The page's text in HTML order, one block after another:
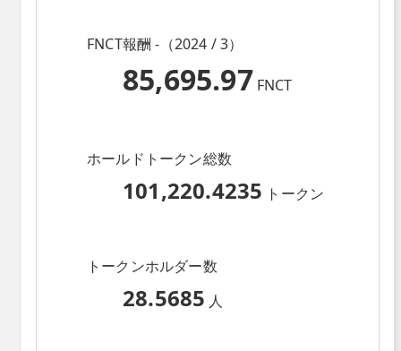
FNCT報酬 -（2024 / 3）
85,695.97 FNCT
ホールドトークン総数
101,220.4235 トークン
トークンホルダー数
28.5685 人